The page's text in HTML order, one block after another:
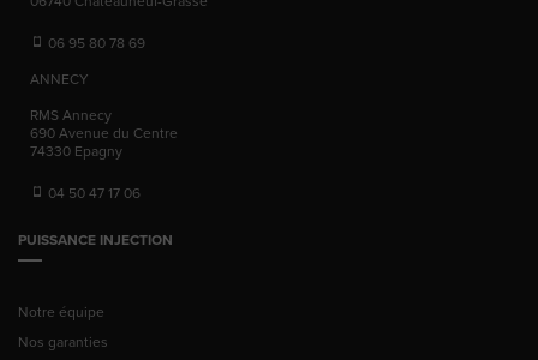
06 95 80 78 69
ANNECY
RMS Annecy
690 Avenue du Centre
74330 Epagny
04 50 47 17 06
PUISSANCE INJECTION
Notre équipe
Nos garanties